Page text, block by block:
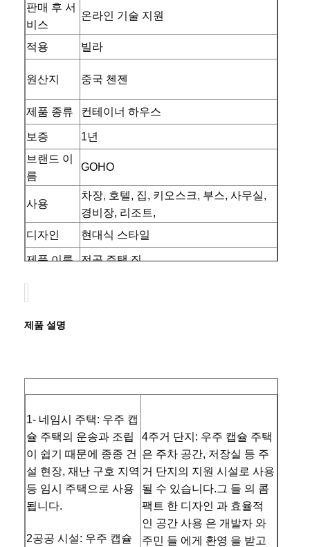
홈 제품 소개
품질 관리 뉴스
지금 챗팅하
세요
판매 후 서
비스
온라인 기술 지원
적용 빌라
원산지 중국 첸젠
제품 종류 컨테이너 하우스
보증
1년
브랜드 이
름
GOHO
사용
차장, 호텔, 집, 키오스크, 부스, 사무실,
경비장, 리조트,
디자인
현대식 스타일
제품 이름 전공 주택 집
소재
장점
특별 운송물
사용
풍경 장식
공급 능력
주당 10개 단위
제품 설명
1- 네 임시 주택: 우주 캡
슐 주택의 운송과 조립
이 쉽기 때문에 종종 건
설 현장, 재난 구호 지역
등 임시 주택으로 사용
됩니다.
2공공 시설: 우주 캡슐
4주거 단지: 우주 캡슐 주택
은 주차 공간, 저장실 등 주
거 단지의 지원 시설로 사용
될 수 있습니다.그 들 의 콤
팩트 한 디자인 과 효율적
인 공간 사용 은 개발자 와
주민 들 에게 환영 을 받고